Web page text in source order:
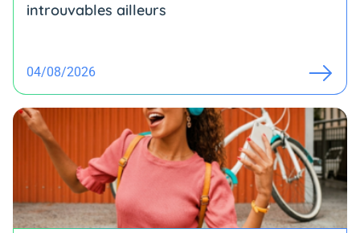
introuvables ailleurs
04/08/2026